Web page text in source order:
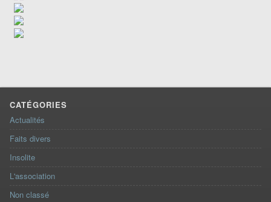
CATÉGORIES
Actualités
Faits divers
Insolite
L'association
Non classé